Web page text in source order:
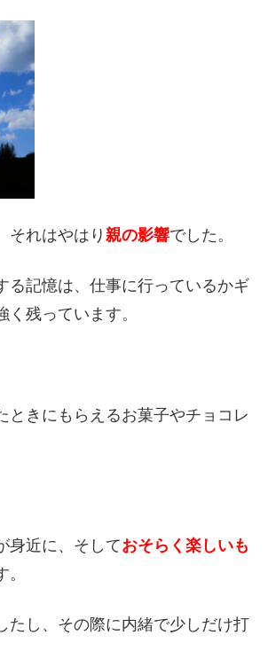
それはやはり 親の影響でした。
る記憶は、仕事に行っているかギ
残っています。
きにもらえるお菓子やチョコレ
身近に、そしておそらく楽しいも
たし、その際に内緒で少しだけ打